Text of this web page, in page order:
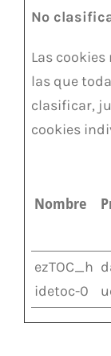
No
Las
las que
clasificar,
cookies
Nombre
ezTOC_h
idetoc-0